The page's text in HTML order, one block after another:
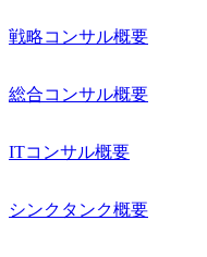
戦略コンサル概要
総合コンサル概要
ITコンサル概要
シンクタンク概要